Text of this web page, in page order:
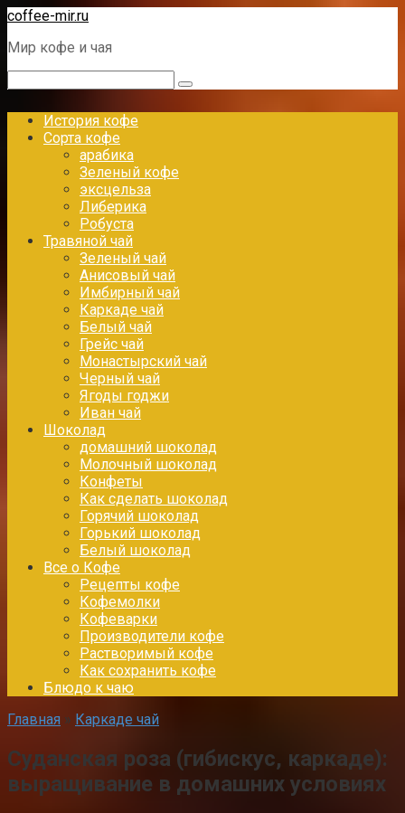
Перейти
контенту
coffee-mir.ru
Мир кофе и чая
История кофе
Сорта кофе
арабика
Зеленый кофе
эксцельза
Либерика
Робуста
Травяной чай
Зеленый чай
Анисовый чай
Имбирный чай
Каркаде чай
Белый чай
Грейс чай
Монастырский чай
Черный чай
Ягоды годжи
Иван чай
Шоколад
домашний шоколад
Молочный шоколад
Конфеты
Как сделать шоколад
Горячий шоколад
Горький шоколад
Белый шоколад
Все о Кофе
Рецепты кофе
Кофемолки
Кофеварки
Производители кофе
Растворимый кофе
Как сохранить кофе
Блюдо к чаю
Главная » Каркаде чай
Суданская роза (гибискус, каркаде):
выращивание в домашних условиях